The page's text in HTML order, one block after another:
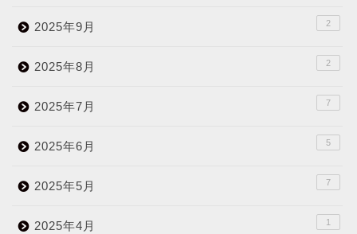
2025年9月 2
2025年8月 2
2025年7月 7
2025年6月 5
2025年5月 7
2025年4月 1